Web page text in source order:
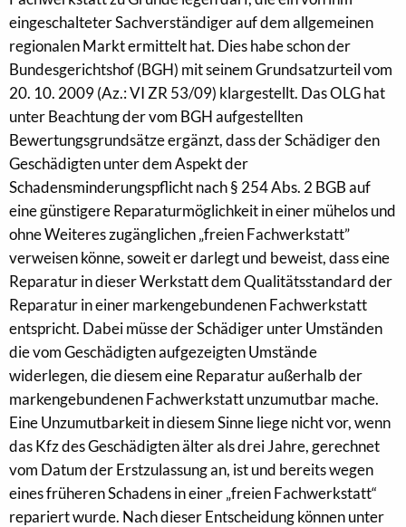
eingeschalteter Sachverständiger auf dem allgemeinen
regionalen Markt ermittelt hat. Dies habe schon der
Bundesgerichtshof (BGH) mit seinem Grundsatzurteil vom
20. 10. 2009 (Az.: VI ZR 53/09) klargestellt. Das OLG hat
unter Beachtung der vom BGH aufgestellten
Bewertungsgrundsätze ergänzt, dass der Schädiger den
Geschädigten unter dem Aspekt der
Schadensminderungspflicht nach § 254 Abs. 2 BGB auf
eine günstigere Reparaturmöglichkeit in einer mühelos und
ohne Weiteres zugänglichen „freien Fachwerkstatt”
verweisen könne, soweit er darlegt und beweist, dass eine
Reparatur in dieser Werkstatt dem Qualitätsstandard der
Reparatur in einer markengebundenen Fachwerkstatt
entspricht. Dabei müsse der Schädiger unter Umständen
die vom Geschädigten aufgezeigten Umstände
widerlegen, die diesem eine Reparatur außerhalb der
markengebundenen Fachwerkstatt unzumutbar mache.
Eine Unzumutbarkeit in diesem Sinne liege nicht vor, wenn
das Kfz des Geschädigten älter als drei Jahre, gerechnet
vom Datum der Erstzulassung an, ist und bereits wegen
eines früheren Schadens in einer „freien Fachwerkstatt“
repariert wurde. Nach dieser Entscheidung können unter